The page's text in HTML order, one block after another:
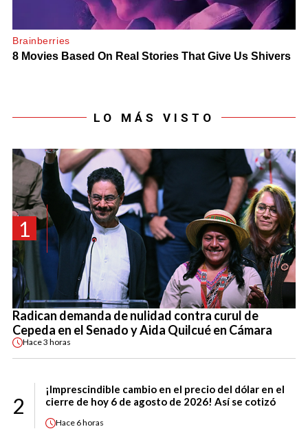
LO MÁS VISTO
1
Radican demanda de nulidad contra curul de
Cepeda en el Senado y Aida Quilcué en Cámara
Hace3 horas
2
¡Imprescindible cambio en el precio del dólar en el
cierre de hoy 6 de agosto de 2026! Así se cotizó
Hace 6 horas